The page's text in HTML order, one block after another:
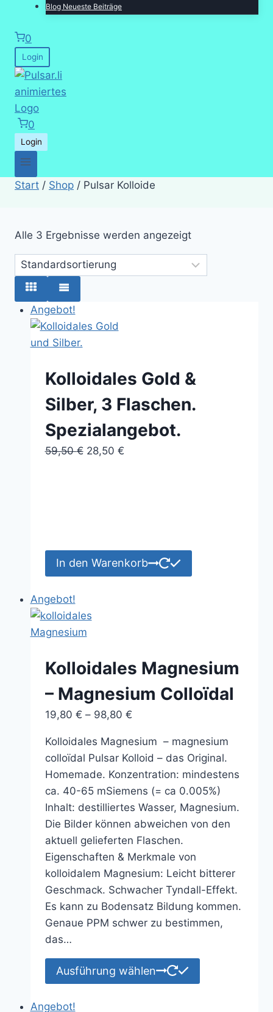
Blog Neueste Beiträge
0
Login
0
Login
Start / Shop / Pulsar Kolloide
Alle 3 Ergebnisse werden angezeigt
Angebot!
Kolloidales Gold &
Silber, 3 Flaschen.
Spezialangebot.
59,50€ Ursprünglicher
28,50 €Aktueller
In den Warenkorb
Angebot!
Kolloidales Magnesium
– Magnesium Colloïdal
19,80 € – 98,80 €Preisspanne:
bis
98,80 €
Kolloidales Magnesium – magnesium
colloïdal Pulsar Kolloid – das Original.
Homemade. Konzentration: mindestens
ca. 40-65 mSiemens (= ca 0.005%)
Inhalt: destilliertes Wasser, Magnesium.
Die Bilder können abweichen von den
aktuell gelieferten Flaschen.
Eigenschaften & Merkmale von
kolloidalem Magnesium: Leicht bitterer
Geschmack. Schwacher Tyndall-Effekt.
Es kann zu Bodensatz Bildung kommen.
Genaue PPM schwer zu bestimmen,
das…
Ausführung wählen
Produkt
Angebot!